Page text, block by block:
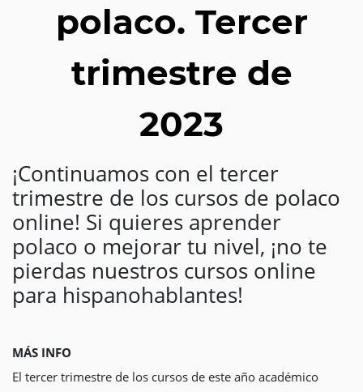
polaco. Tercer
trimestre de
2023
¡Continuamos con el tercer
trimestre de los cursos de polaco
online! Si quieres aprender
polaco o mejorar tu nivel, ¡no te
pierdas nuestros cursos online
para hispanohablantes!
MÁS INFO
El tercer trimestre de los cursos de este año académico